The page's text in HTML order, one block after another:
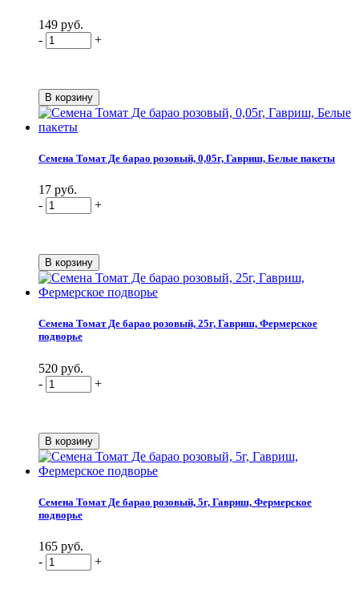
149 руб.
-
+
Семена Томат Де барао розовый, 0,05г, Гавриш, Белые пакеты
17 руб.
-
+
Семена Томат Де барао розовый, 25г, Гавриш, Фермерское
подворье
520 руб.
-
+
Семена Томат Де барао розовый, 5г, Гавриш, Фермерское
подворье
165 руб.
-
+